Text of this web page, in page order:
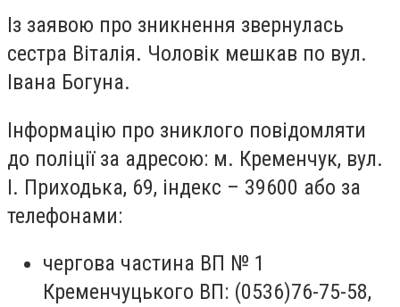
Із заявою про зникнення звернулась
сестра Віталія. Чоловік мешкав по вул.
Івана Богуна.
Інформацію про зниклого повідомляти
до поліції за адресою: м. Кременчук, вул.
І. Приходька, 69, індекс – 39600 або за
телефонами:
чергова частина ВП № 1
Кременчуцького ВП: (0536)76-75-58,